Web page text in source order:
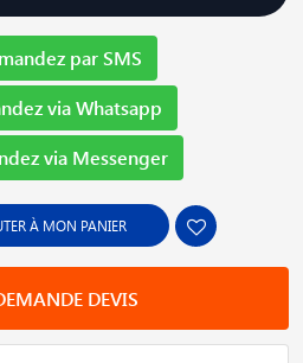
par SMS
via Whatsapp
via Messenger
À MON PANIER
DEVIS